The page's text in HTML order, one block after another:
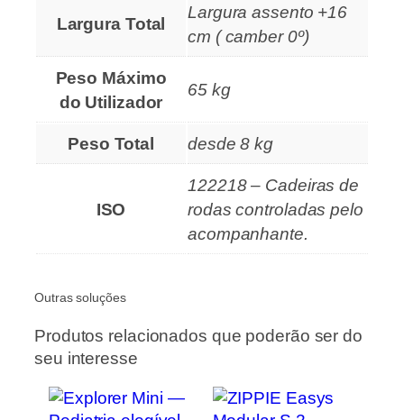
Largura Total
Largura assento +16
cm ( camber 0º)
Peso Máximo
do Utilizador
65 kg
Peso Total desde 8 kg
ISO
122218 – Cadeiras de
rodas controladas pelo
acompanhante.
Outras soluções
Produtos relacionados que poderão ser do
seu interesse